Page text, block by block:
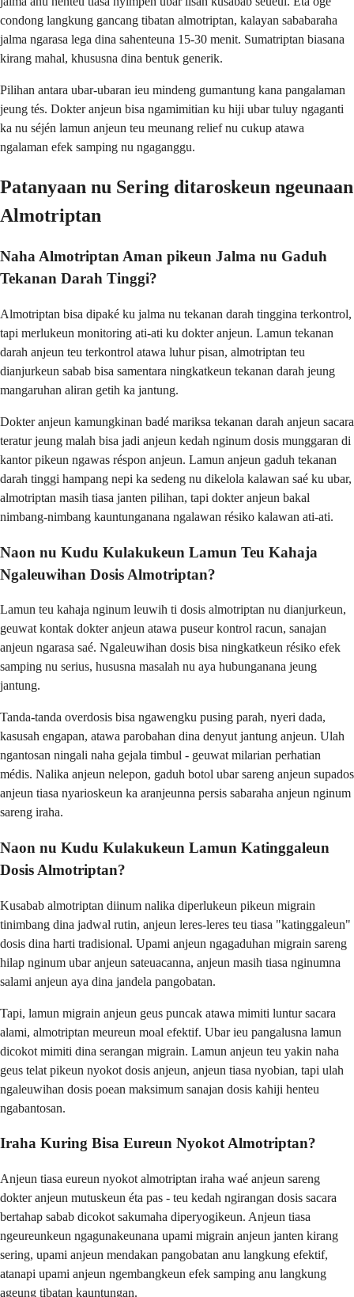
condong langkung gancang tibatan almotriptan, kalayan sababaraha
jalma ngarasa lega dina sahenteuna 15-30 menit. Sumatriptan biasana
kirang mahal, khususna dina bentuk generik.
Pilihan antara ubar-ubaran ieu mindeng gumantung kana pangalaman
jeung tés. Dokter anjeun bisa ngamimitian ku hiji ubar tuluy ngaganti
ka nu séjén lamun anjeun teu meunang relief nu cukup atawa
ngalaman efek samping nu ngaganggu.
Patanyaan nu Sering ditaroskeun ngeunaan
Almotriptan
Naha Almotriptan Aman pikeun Jalma nu Gaduh
Tekanan Darah Tinggi?
Almotriptan bisa dipaké ku jalma nu tekanan darah tinggina terkontrol,
tapi merlukeun monitoring ati-ati ku dokter anjeun. Lamun tekanan
darah anjeun teu terkontrol atawa luhur pisan, almotriptan teu
dianjurkeun sabab bisa samentara ningkatkeun tekanan darah jeung
mangaruhan aliran getih ka jantung.
Dokter anjeun kamungkinan badé mariksa tekanan darah anjeun sacara
teratur jeung malah bisa jadi anjeun kedah nginum dosis munggaran di
kantor pikeun ngawas réspon anjeun. Lamun anjeun gaduh tekanan
darah tinggi hampang nepi ka sedeng nu dikelola kalawan saé ku ubar,
almotriptan masih tiasa janten pilihan, tapi dokter anjeun bakal
nimbang-nimbang kauntunganana ngalawan résiko kalawan ati-ati.
Naon nu Kudu Kulakukeun Lamun Teu Kahaja
Ngaleuwihan Dosis Almotriptan?
Lamun teu kahaja nginum leuwih ti dosis almotriptan nu dianjurkeun,
geuwat kontak dokter anjeun atawa puseur kontrol racun, sanajan
anjeun ngarasa saé. Ngaleuwihan dosis bisa ningkatkeun résiko efek
samping nu serius, hususna masalah nu aya hubunganana jeung
jantung.
Tanda-tanda overdosis bisa ngawengku pusing parah, nyeri dada,
kasusah engapan, atawa parobahan dina denyut jantung anjeun. Ulah
ngantosan ningali naha gejala timbul - geuwat milarian perhatian
médis. Nalika anjeun nelepon, gaduh botol ubar sareng anjeun supados
anjeun tiasa nyarioskeun ka aranjeunna persis sabaraha anjeun nginum
sareng iraha.
Naon nu Kudu Kulakukeun Lamun Katinggaleun
Dosis Almotriptan?
Kusabab almotriptan diinum nalika diperlukeun pikeun migrain
tinimbang dina jadwal rutin, anjeun leres-leres teu tiasa "katinggaleun"
dosis dina harti tradisional. Upami anjeun ngagaduhan migrain sareng
hilap nginum ubar anjeun sateuacanna, anjeun masih tiasa nginumna
salami anjeun aya dina jandela pangobatan.
Tapi, lamun migrain anjeun geus puncak atawa mimiti luntur sacara
alami, almotriptan meureun moal efektif. Ubar ieu pangalusna lamun
dicokot mimiti dina serangan migrain. Lamun anjeun teu yakin naha
geus telat pikeun nyokot dosis anjeun, anjeun tiasa nyobian, tapi ulah
ngaleuwihan dosis poean maksimum sanajan dosis kahiji henteu
ngabantosan.
Iraha Kuring Bisa Eureun Nyokot Almotriptan?
Anjeun tiasa eureun nyokot almotriptan iraha waé anjeun sareng
dokter anjeun mutuskeun éta pas - teu kedah ngirangan dosis sacara
bertahap sabab dicokot sakumaha diperyogikeun. Anjeun tiasa
ngeureunkeun ngagunakeunana upami migrain anjeun janten kirang
sering, upami anjeun mendakan pangobatan anu langkung efektif,
atanapi upami anjeun ngembangkeun efek samping anu langkung
ageung tibatan kauntungan.